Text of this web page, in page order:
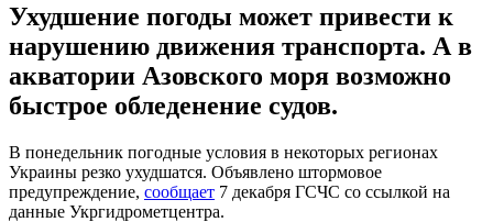
Ухудшение погоды может привести к
нарушению движения транспорта. А в
акватории Азовского моря возможно
быстрое обледенение судов.
В понедельник погодные условия в некоторых регионах
Украины резко ухудшатся. Объявлено штормовое
предупреждение, сообщает 7 декабря ГСЧС со ссылкой на
данные Укргидрометцентра.